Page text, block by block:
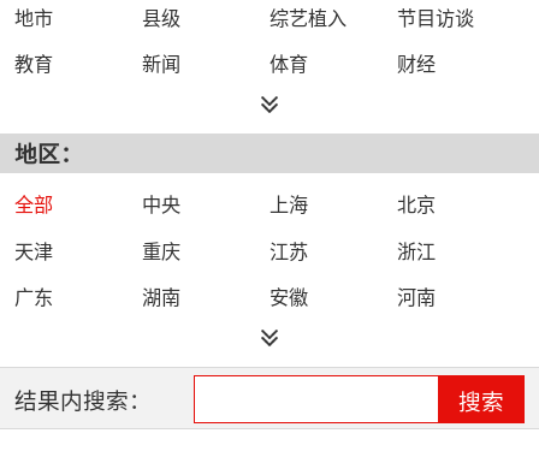
地市
县级 综艺植入
节目访谈
教育
新闻 体育
财经
科技
都市
文化
文艺 娱乐
影视
电影
生活 电视剧
综合
时尚
民生 IPTV智能电视
数字电视
站）
地区：
全部 中央 上海
北京
天津
重庆 江苏
浙江
广东
湖南 安徽
河南
四川
辽宁
山西
海南 陕西
甘肃
结果内搜索： 搜索